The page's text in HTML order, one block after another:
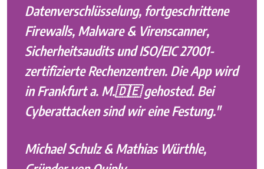
Datenverschlüsselung, fortgeschrittene
Firewalls, Malware & Virenscanner,
Sicherheitsaudits und ISO/EIC 27001-
zertifizierte Rechenzentren. Die App wird
in Frankfurt a. M.🇩🇪 gehosted. Bei
Cyberattacken sind wir eine Festung."
Michael Schulz & Mathias Würthle,